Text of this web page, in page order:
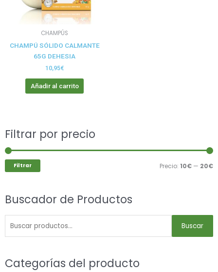
CHAMPÚS
CHAMPÚ SÓLIDO CALMANTE
65G DEHESIA
10,95€
Añadir al carrito
Filtrar por precio
Filtrar Precio: 10€ — 20€
Buscador de Productos
Buscar
Buscar
Categorías del producto